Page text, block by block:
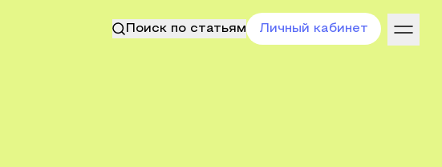
Поиск по статьям Личный кабинет